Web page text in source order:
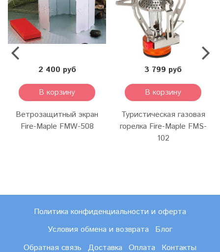
2 400 руб
В корзину
Ветрозащитный экран
Fire-Maple FMW-508
3 799 руб
В корзину
Туристическая газовая
горелка Fire-Maple FMS-
102
Политика конфиденциальности и оферта
Условия обмена и возврата
Блог
Обратная связь
Доставка Оплата Контакты